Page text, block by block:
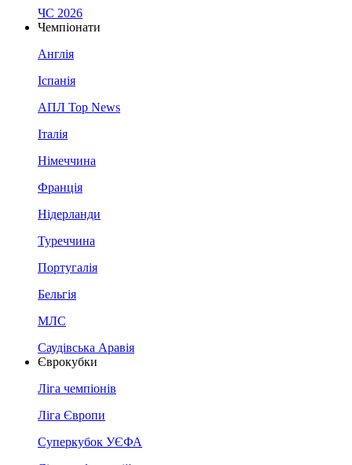
ЧС 2026
Чемпіонати
Англія
Іспанія
АПЛ Top News
Італія
Німеччина
Франція
Нідерланди
Туреччина
Португалія
Бельгія
МЛС
Саудівська Аравія
Єврокубки
Ліга чемпіонів
Ліга Європи
Суперкубок УЄФА